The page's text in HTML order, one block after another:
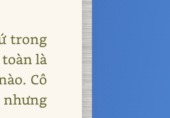
trong
là
Cô